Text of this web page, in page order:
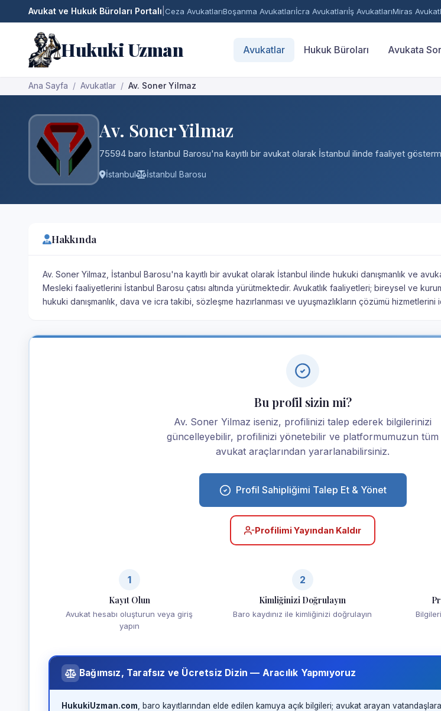
Avukat ve Hukuk Büroları Portalı Ceza AvukatlarıBoşanma Avukatlarıİcra Avukatlarıİş AvukatlarıMiras
Hukuki Uzman Avukatlar Hukuk Büroları Avukata Sor
Ana Sayfa Avukatlar Av. Soner Yilmaz
Av. Soner Yilmaz
75594 baro İstanbul Barosu'na kayıtlı bir avukat olarak İstanbul ilinde faaliyet
İstanbul İstanbul Barosu
Hakkında
Av. Soner Yilmaz, İstanbul Barosu'na kayıtlı bir avukat olarak İstanbul ilinde hukuki danışmanlık ve
Mesleki faaliyetlerini İstanbul Barosu çatısı altında yürütmektedir. Avukatlık faaliyetleri; bireysel ve
hukuki danışmanlık, dava ve icra takibi, sözleşme hazırlanması ve uyuşmazlıkların çözümü hizmetlerini
Bu profil sizin mi?
Av. Soner Yilmaz iseniz, profilinizi talep ederek bilgilerinizi
güncelleyebilir, profilinizi yönetebilir ve platformumuzun tüm
avukat araçlarından yararlanabilirsiniz.
Profil Sahipliğimi Talep Et & Yönet
Profilimi Yayından Kaldır
1
Kayıt Olun
Avukat hesabı oluşturun veya giriş
yapın
2
Kimliğinizi Doğrulayın
Baro kaydınız ile kimliğinizi doğrulayın
Bağımsız, Tarafsız ve Ücretsiz Dizin — Aracılık Yapmıyoruz
HukukiUzman.com , baro kayıtlarından elde edilen kamuya açık bilgileri; avukat arayan